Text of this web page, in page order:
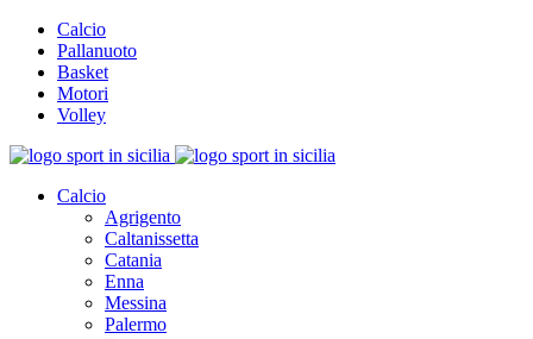
Calcio
Pallanuoto
Basket
Motori
Volley
Calcio
Agrigento
Caltanissetta
Catania
Enna
Messina
Palermo